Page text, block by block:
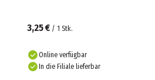
3,25 € / 1 Stk.
Online verfügbar
In die Filiale lieferbar